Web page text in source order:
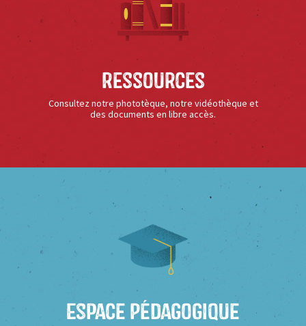
Ressources
Consultez notre phototèque, notre vidéothèque et
des documents en libre accès.
Espace Pédagogique